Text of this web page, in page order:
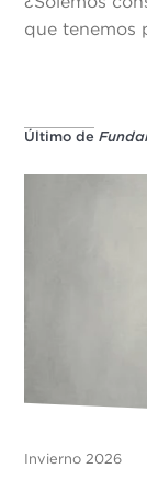
que tenemos
Último de
Invierno 2026